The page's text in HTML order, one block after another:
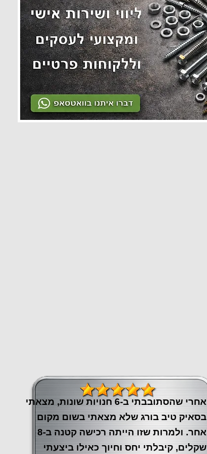
אחרי שהסתובבתי ב-6 חנויות שונות, מצאתי
בסאיק טיב בורג שלא מצאתי בשום מקום
אחר. ולמרות שזו הייתה רכישה קטנה ב-8
שקלים, קיבלתי יחס וחיוך כאילו ביצעתי